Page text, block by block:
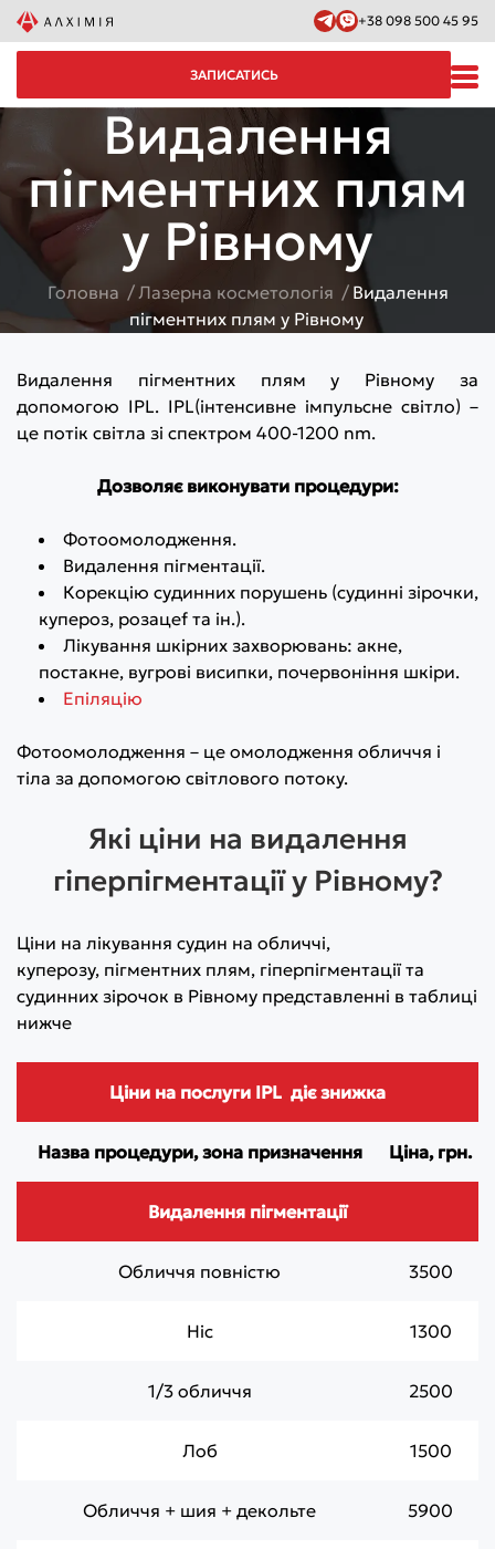
+38 098 500 45 95
ЗАПИСАТИСЬ
Видалення
пігментних плям
у Рівному
Головна Лазерна косметологія
Видалення
пігментних плям у Рівному
Видалення пігментних плям у Рівному за
допомогою IPL. IPL(інтенсивне імпульсне світло) –
це потік світла зі спектром 400-1200 nm.
Дозволяє виконувати процедури:
Фотоомолодження.
Видалення пігментації.
Корекцію судинних порушень (судинні зірочки,
купероз, розацеf та ін.).
Лікування шкірних захворювань: акне,
постакне, вугрові висипки, почервоніння шкіри.
Епіляцію
Фотоомолодження – це омолодження обличчя і
тіла за допомогою світлового потоку.
Які ціни на видалення
гіперпігментації у Рівному?
Ціни на лікування судин на обличчі,
куперозу, пігментних плям, гіперпігментації та
судинних зірочок в Рівному представленні в таблиці
нижче
Ціни на послуги IPL діє знижка
Назва процедури, зона призначення Ціна, грн.
Видалення пігментації
Обличчя повністю 3500
Ніс 1300
1/3 обличчя 2500
Лоб 1500
Обличчя + шия + декольте 5900